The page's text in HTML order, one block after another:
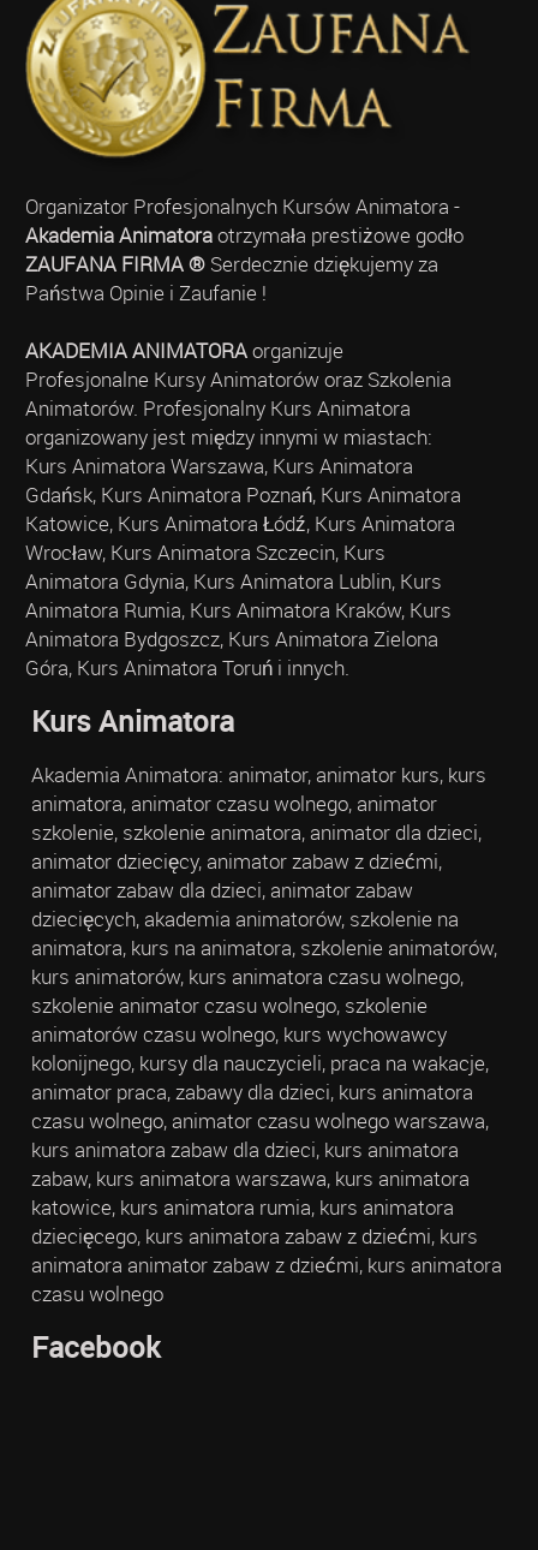
Organizator Profesjonalnych Kursów Animatora -
Akademia Animatoraotrzymała prestiżowe godło
ZAUFANA FIRMA ®Serdecznie dziękujemy za
Państwa Opinie i Zaufanie !
AKADEMIA ANIMATORAorganizuje
Profesjonalne Kursy Animatorów oraz Szkolenia
Animatorów. Profesjonalny Kurs Animatora
organizowany jest między innymi w miastach:
Kurs Animatora Warszawa, Kurs Animatora
Gdańsk, Kurs Animatora Poznań, Kurs Animatora
Katowice, Kurs Animatora Łódź, Kurs Animatora
Wrocław, Kurs Animatora Szczecin, Kurs
Animatora Gdynia, Kurs Animatora Lublin, Kurs
Animatora Rumia, Kurs Animatora Kraków, Kurs
Animatora Bydgoszcz, Kurs Animatora Zielona
Góra, Kurs Animatora Toruń i innych.
Kurs Animatora
Akademia Animatora: animator, animator kurs, kurs
animatora, animator czasu wolnego, animator
szkolenie, szkolenie animatora, animator dla dzieci,
animator dziecięcy, animator zabaw z dziećmi,
animator zabaw dla dzieci, animator zabaw
dziecięcych, akademia animatorów, szkolenie na
animatora, kurs na animatora, szkolenie animatorów,
kurs animatorów, kurs animatora czasu wolnego,
szkolenie animator czasu wolnego, szkolenie
animatorów czasu wolnego, kurs wychowawcy
kolonijnego, kursy dla nauczycieli, praca na wakacje,
animator praca, zabawy dla dzieci, kurs animatora
czasu wolnego, animator czasu wolnego warszawa,
kurs animatora zabaw dla dzieci, kurs animatora
zabaw, kurs animatora warszawa, kurs animatora
katowice, kurs animatora rumia, kurs animatora
dziecięcego, kurs animatora zabaw z dziećmi, kurs
animatora animator zabaw z dziećmi, kurs animatora
czasu wolnego
Facebook